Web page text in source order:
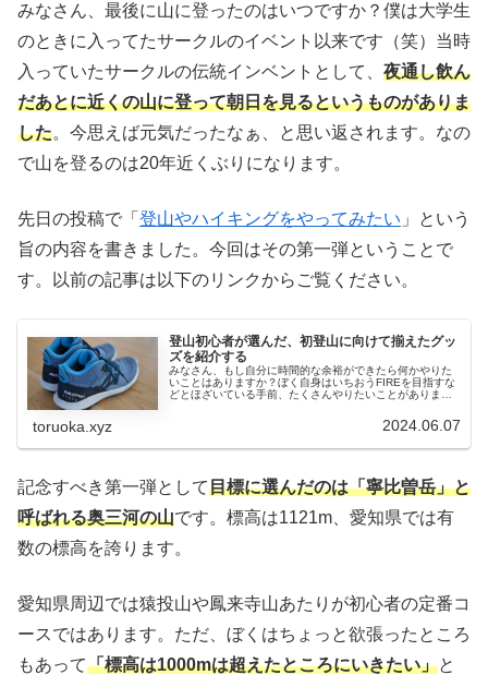
みなさん、最後に山に登ったのはいつですか？僕は大学生
のときに入ってたサークルのイベント以来です（笑）当時
入っていたサークルの伝統インベントとして、 夜通し飲ん
だあとに近くの山に登って朝日を見るというものがありま
した。今思えば元気だったなぁ、と思い返されます。なの
で山を登るのは20年近くぶりになります。
先日の投稿で「 登山やハイキングをやってみたい 」という
旨の内容を書きました。今回はその第一弾ということで
す。以前の記事は以下のリンクからご覧ください。
登山初心者が選んだ、初登山に向けて揃えたグッ
ズを紹介する
みなさん、もし自分に時間的な余裕ができたら何かやりた
いことはありますか？ぼく自身はいちおうFIREを目指すな
どとほざいている手前、たくさんやりたいことがありま
toruoka.xyz 2024.06.07
記念すべき第一弾として目標に選んだのは「寧比曽岳」と
呼ばれる奥三河の山です。標高は1121m、愛知県では有
数の標高を誇ります。
愛知県周辺では猿投山や鳳来寺山あたりが初心者の定番コ
ースではあります。ただ、ぼくはちょっと欲張ったところ
もあって「標高は1000mは超えたところにいきたい」と